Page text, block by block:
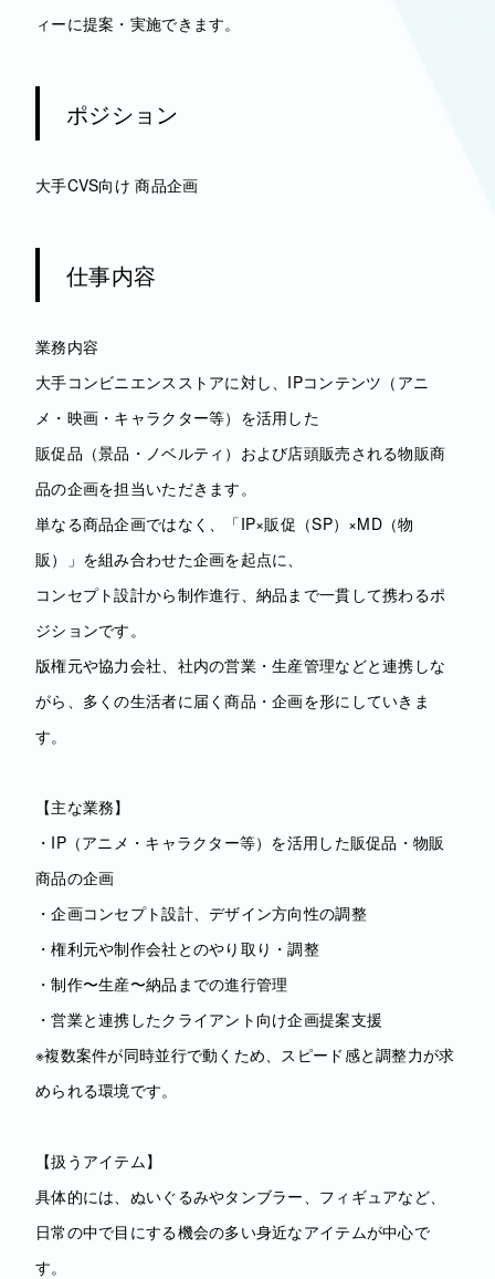
ィーに提案・実施できます。
ポジション
大手CVS向け 商品企画
仕事内容
業務内容
大手コンビニエンスストアに対し、IPコンテンツ（アニ
メ・映画・キャラクター等）を活用した
販促品（景品・ノベルティ）および店頭販売される物販商
品の企画を担当いただきます。
単なる商品企画ではなく、「IP×販促（SP）×MD（物
販）」を組み合わせた企画を起点に、
コンセプト設計から制作進行、納品まで一貫して携わるポ
ジションです。
版権元や協力会社、社内の営業・生産管理などと連携しな
がら、多くの生活者に届く商品・企画を形にしていきま
す。
【主な業務】
・IP（アニメ・キャラクター等）を活用した販促品・物販
商品の企画
・企画コンセプト設計、デザイン方向性の調整
・権利元や制作会社とのやり取り・調整
・制作〜生産〜納品までの進行管理
・営業と連携したクライアント向け企画提案支援
※複数案件が同時並行で動くため、スピード感と調整力が求
められる環境です。
【扱うアイテム】
具体的には、ぬいぐるみやタンブラー、フィギュアなど、
日常の中で目にする機会の多い身近なアイテムが中心で
す。